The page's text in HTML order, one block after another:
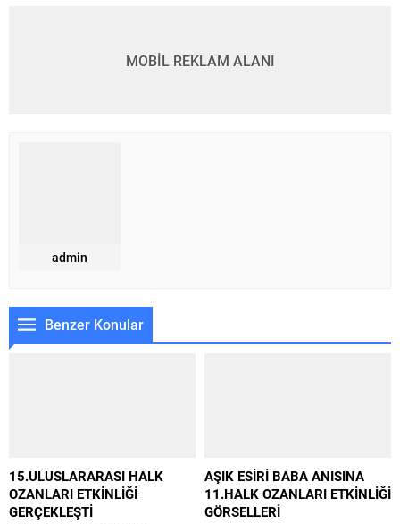
MOBİL REKLAM ALANI
admin
Benzer Konular
15.ULUSLARARASI HALK
OZANLARI ETKİNLİĞİ
GERÇEKLEŞTİ
AŞIK ESİRİ BABA ANISINA
11.HALK OZANLARI ETKİNLİĞİ
GÖRSELLERİ